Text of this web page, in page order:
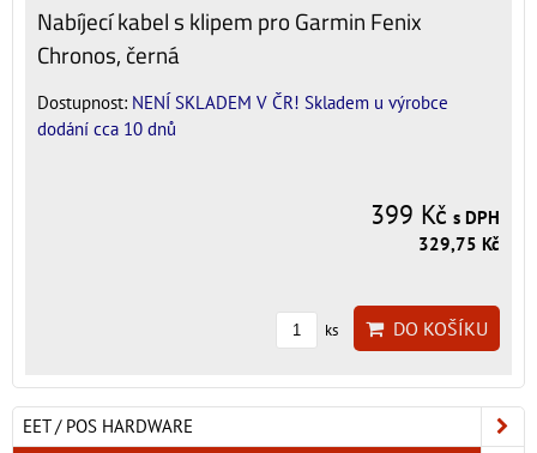
Nabíjecí kabel s klipem pro Garmin Fenix
Chronos, černá
Dostupnost: NENÍ SKLADEM V ČR! Skladem u výrobce
dodání cca 10 dnů
399 Kč s DPH
329,75 Kč
ks DO KOŠÍKU
EET / POS HARDWARE